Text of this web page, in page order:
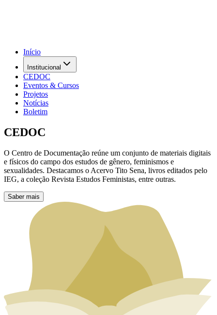
Início
Institucional
CEDOC
Eventos & Cursos
Projetos
Notícias
Boletim
CEDOC
O Centro de Documentação reúne um conjunto de materiais digitais
e físicos do campo dos estudos de gênero, feminismos e
sexualidades. Destacamos o Acervo Tito Sena, livros editados pelo
IEG, a coleção Revista Estudos Feministas, entre outras.
Saber mais